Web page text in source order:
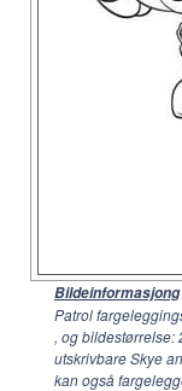
Bildeinformasjong
Patrol
, og bildestørrelse:
utskrivbare Skye
kan også